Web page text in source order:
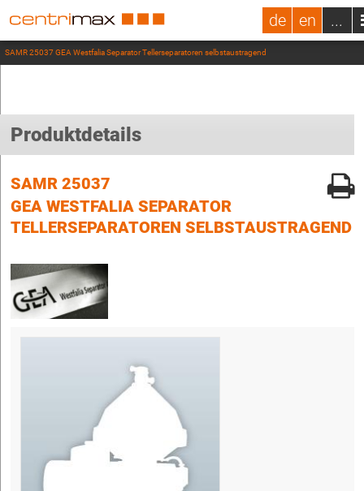
de en ...
SAMR 25037 GEA Westfalia Separator Tellerseparatoren selbstaustragend
Produktdetails
SAMR 25037
GEA WESTFALIA SEPARATOR
TELLERSEPARATOREN SELBSTAUSTRAGEND